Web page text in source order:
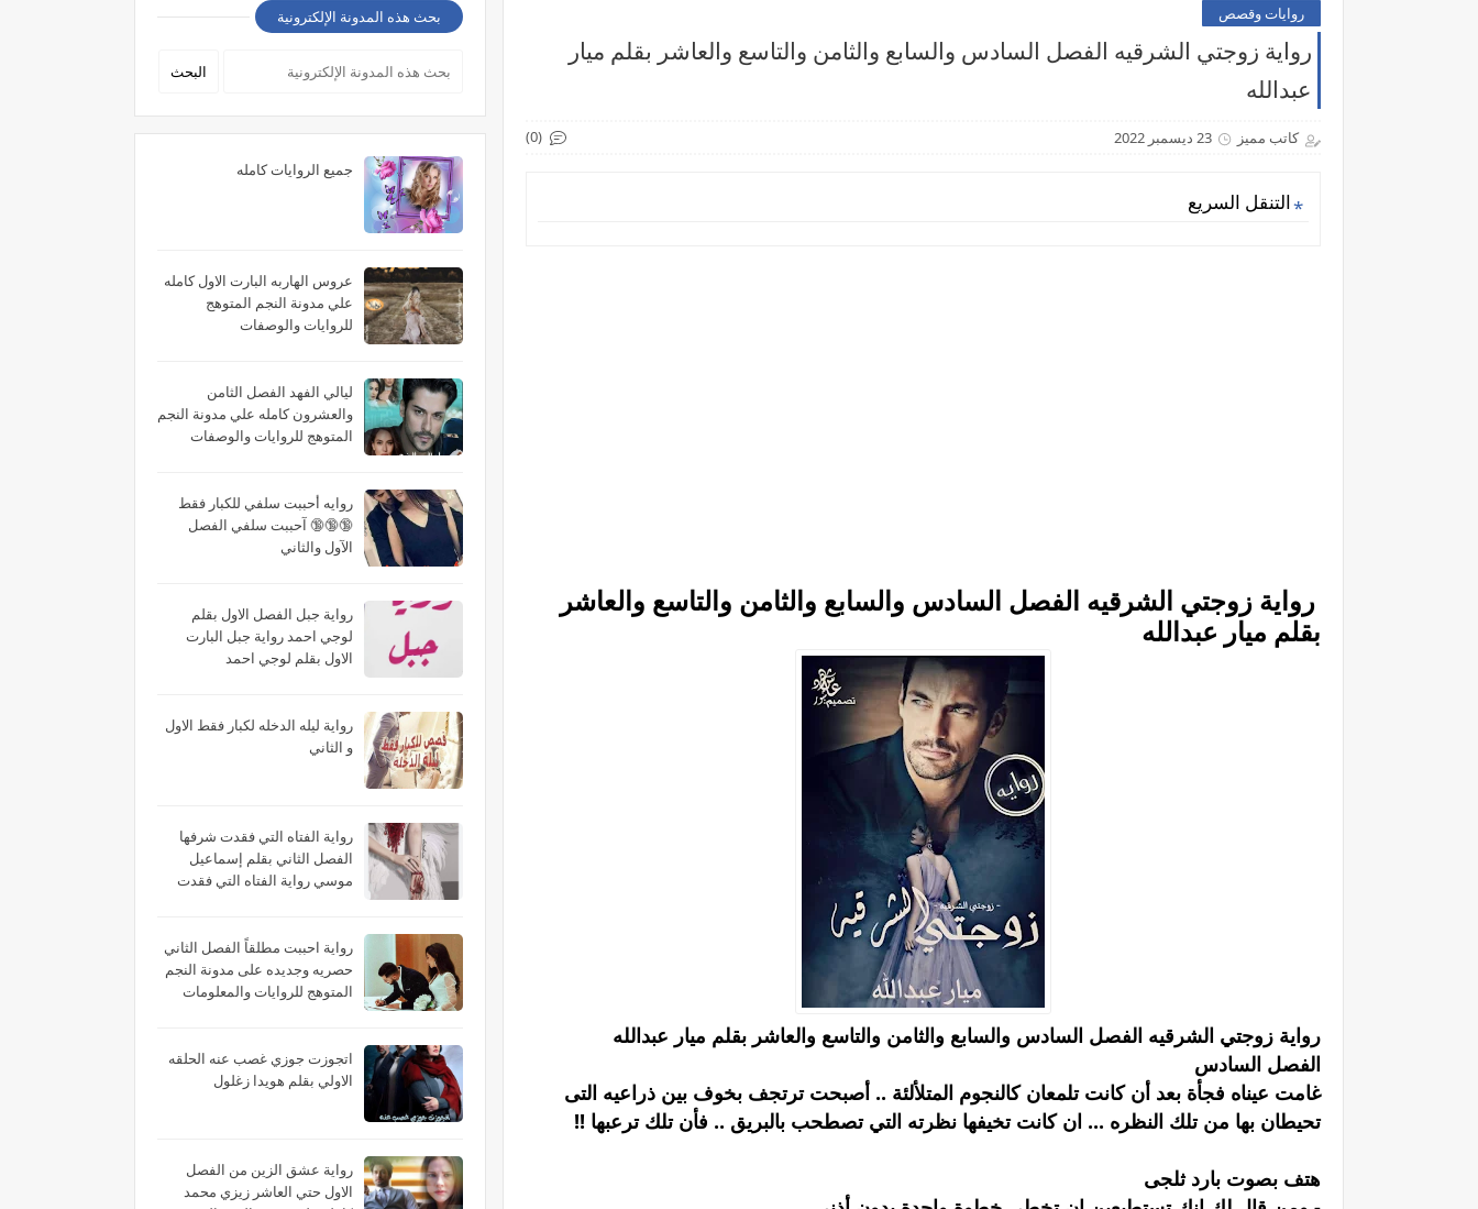
روايات وقصص
رواية زوجتي الشرقيه الفصل السادس والسابع والثامن والتاسع والعاشر بقلم ميار
عبدالله
كاتب مميز 23 ديسمبر 2022 (0)
التنقل السريع
رواية زوجتي الشرقيه الفصل السادس والسابع والثامن والتاسع والعاشر
بقلم ميار عبدالله
رواية زوجتي الشرقيه الفصل السادس والسابع والثامن والتاسع والعاشر بقلم ميار عبدالله
الفصل السادس
غامت عيناه فجأة بعد أن كانت تلمعان كالنجوم المتلألئة .. أصبحت ترتجف بخوف بين ذراعيه التى
تحيطان بها من تلك النظره ... ان كانت تخيفها نظرته التي تصطحب بالبريق .. فأن تلك ترعبها !!
هتف بصوت بارد ثلجى
بحث هذه المدونة الإلكترونية
جميع الروايات كامله
عروس الهاربه البارت الاول كامله
علي مدونة النجم المتوهج
للروايات والوصفات
ليالي الفهد الفصل الثامن
والعشرون كامله علي مدونة النجم
المتوهج للروايات والوصفات
روايه أحببت سلفي للكبار فقط
🔞🔞🔞 آحببت سلفي الفصل
الآول والثاني
رواية جبل الفصل الاول بقلم
لوجي احمد رواية جبل البارت
الاول بقلم لوجي احمد
رواية ليله الدخله لكبار فقط الاول
و الثاني
رواية الفتاه التي فقدت شرفها
الفصل الثاني بقلم إسماعيل
موسي رواية الفتاه التي فقدت
فقدت شرفها الجزء الثاني بقلم
إسماعيل موسي
رواية احببت مطلقاً الفصل الثاني
حصريه وجديده على مدونة النجم
المتوهج للروايات والمعلومات
اتجوزت جوزي غصب عنه الحلقه
الاولي بقلم هويدا زغلول
رواية عشق الزين من الفصل
الاول حتي العاشر زيزي محمد